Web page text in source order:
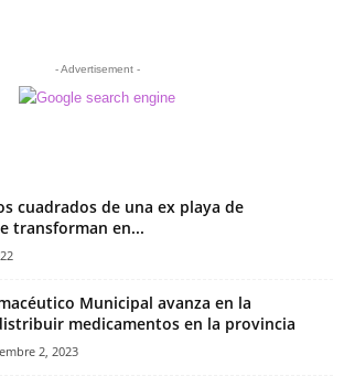
- Advertisement -
cuadrados de una ex playa de
transforman en...
Municipal avanza en la
medicamentos en la provincia
2, 2023